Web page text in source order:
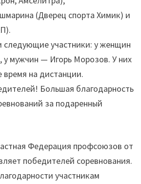
(Дверец спорта Химик) и
следующие участники: у женщин
у мужчин — Игорь Морозов. У них
на дистанции.
Большая благодарность
за подаренный
Федерация профсоюзов от
победителей соревнования.
участникам